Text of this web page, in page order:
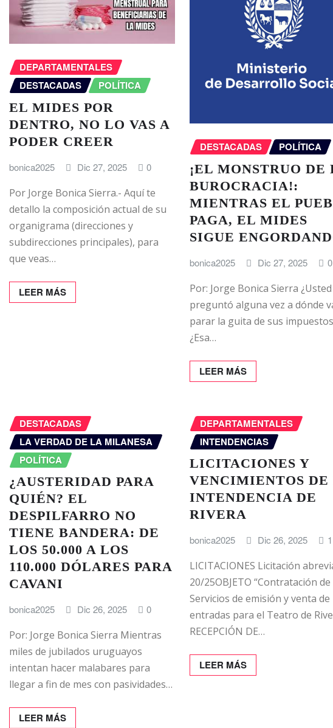
DEPARTAMENTALES
DESTACADAS
POLÍTICA
EL MIDES POR
DENTRO, NO LO VAS A
PODER CREER
bonica2025 Dic 27, 2025 0
Por Jorge Bonica Sierra.- Aquí te
detallo la composición actual de su
organigrama (direcciones y
subdirecciones principales), para
que veas…
LEER MÁS
DESTACADAS POLÍTICA
¡EL MONSTRUO DE
BUROCRACIA!:
MIENTRAS EL
PAGA, EL MIDES
SIGUE
bonica2025 Dic 27, 2025 0
Por: Jorge Bonica Sierra
preguntó alguna vez a dónde
parar la guita de sus
¿Esa…
LEER MÁS
DESTACADAS
LA VERDAD DE LA MILANESA
POLÍTICA
¿AUSTERIDAD PARA
QUIÉN? EL
DESPILFARRO NO
TIENE BANDERA: DE
LOS 50.000 A LOS
110.000 DÓLARES PARA
CAVANI
bonica2025 Dic 26, 2025 0
Por: Jorge Bonica Sierra Mientras
miles de jubilados uruguayos
intentan hacer malabares para
llegar a fin de mes con pasividades…
LEER MÁS
DEPARTAMENTALES
INTENDENCIAS
LICITACIONES Y
VENCIMIENTOS DE
INTENDENCIA DE
RIVERA
bonica2025 Dic 26, 2025 1
LICITACIONES Licitación
20/25OBJETO “Contratación de
Servicios de emisión y venta de
entradas para el Teatro de
RECEPCIÓN DE…
LEER MÁS